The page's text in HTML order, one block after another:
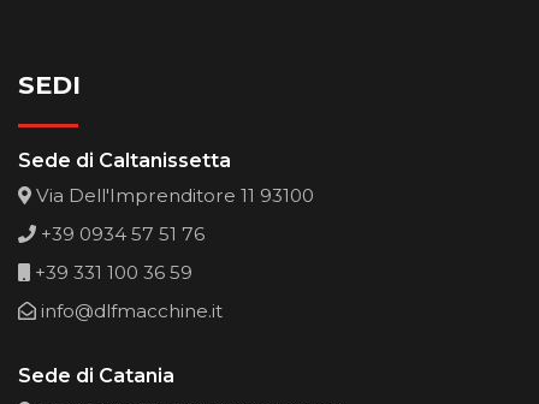
SEDI
Sede di Caltanissetta
Via Dell'Imprenditore 11 93100
+39 0934 57 51 76
+39 331 100 36 59
info@dlfmacchine.it
Sede di Catania